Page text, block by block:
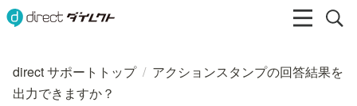
direct サポートトップ / アクションスタンプの回答結果を
出力できますか？